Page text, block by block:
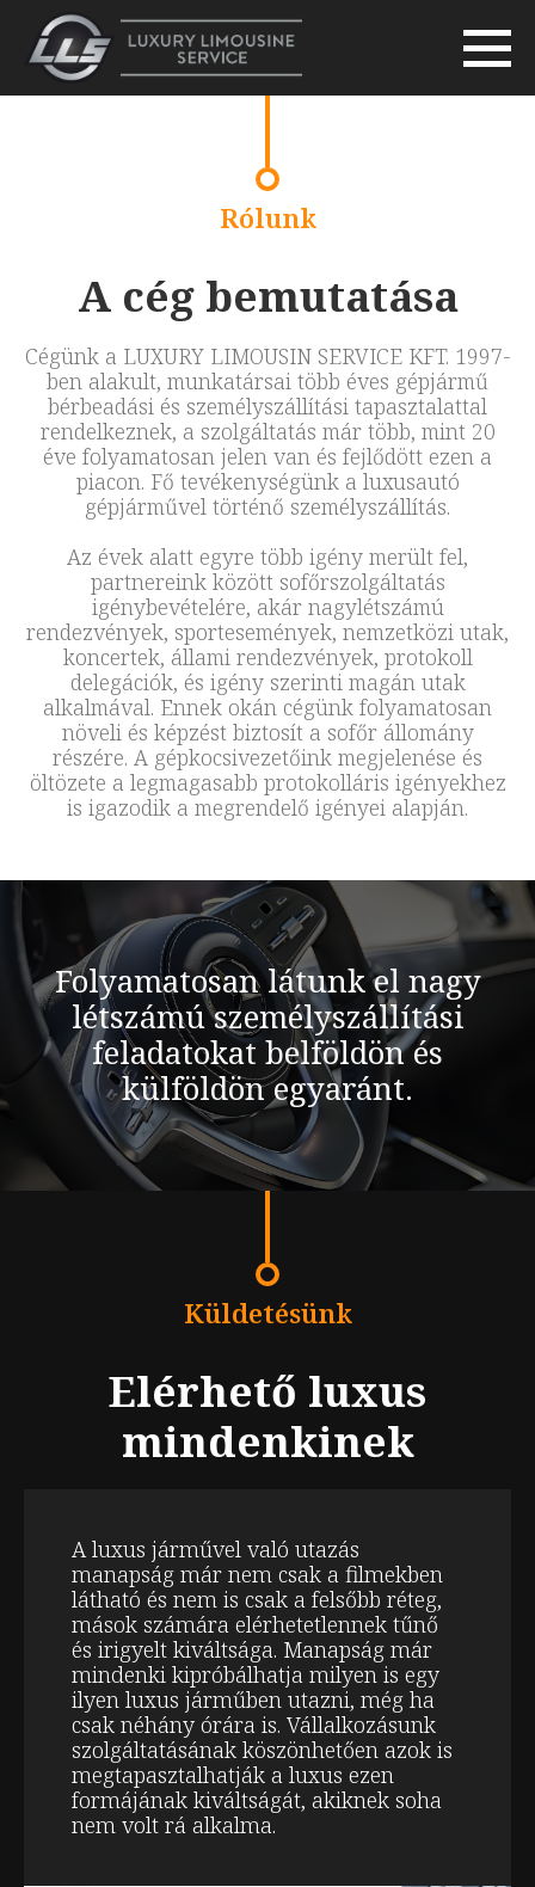
Rólunk
A cég bemutatása
Cégünk a LUXURY LIMOUSIN SERVICE KFT. 1997-
ben alakult, munkatársai több éves gépjármű
bérbeadási és személyszállítási tapasztalattal
rendelkeznek, a szolgáltatás már több, mint 20
éve folyamatosan jelen van és fejlődött ezen a
piacon. Fő tevékenységünk a luxusautó
gépjárművel történő személyszállítás.
Az évek alatt egyre több igény merült fel,
partnereink között sofőrszolgáltatás
igénybevételére, akár nagylétszámú
rendezvények, sportesemények, nemzetközi utak,
koncertek, állami rendezvények, protokoll
delegációk, és igény szerinti magán utak
alkalmával. Ennek okán cégünk folyamatosan
növeli és képzést biztosít a sofőr állomány
részére. A gépkocsivezetőink megjelenése és
öltözete a legmagasabb protokolláris igényekhez
is igazodik a megrendelő igényei alapján.
Folyamatosan látunk el nagy
létszámú személyszállítási
feladatokat belföldön és
külföldön egyaránt.
Küldetésünk
Elérhető luxus
mindenkinek
A luxus járművel való utazás
manapság már nem csak a filmekben
látható és nem is csak a felsőbb réteg,
mások számára elérhetetlennek tűnő
és irigyelt kiváltsága. Manapság már
mindenki kipróbálhatja milyen is egy
ilyen luxus járműben utazni, még ha
csak néhány órára is. Vállalkozásunk
szolgáltatásának köszönhetően azok is
megtapasztalhatják a luxus ezen
formájának kiváltságát, akiknek soha
nem volt rá alkalma.